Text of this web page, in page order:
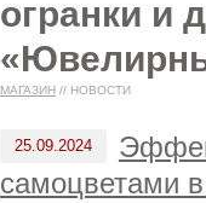
огранки и
МАГАЗИН // НОВОСТИ
25.09.2024
самоцветами